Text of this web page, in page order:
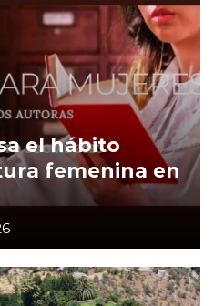
el hábito
femenina en